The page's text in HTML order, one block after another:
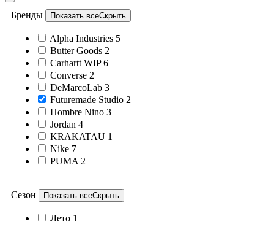
Бренды Показать всеСкрыть
Alpha Industries 5
Butter Goods 2
Carhartt WIP 6
Converse 2
DeMarcoLab 3
Futuremade Studio 2
Hombre Nino 3
Jordan 4
KRAKATAU 1
Nike 7
PUMA 2
Сезон Показать всеСкрыть
Лето 1